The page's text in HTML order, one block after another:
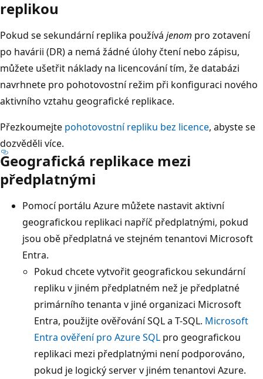
replikou
Pokud se sekundární replika používá jenom pro zotavení
po havárii (DR) a nemá žádné úlohy čtení nebo zápisu,
můžete ušetřit náklady na licencování tím, že databázi
navrhnete pro pohotovostní režim při konfiguraci nového
aktivního vztahu geografické replikace.
Přezkoumejte pohotovostní repliku bez licence, abyste se
dozvěděli více.
Geografická replikace mezi
předplatnými
Pomocí portálu Azure můžete nastavit aktivní
geografickou replikaci napříč předplatnými, pokud
jsou obě předplatná ve stejném tenantovi Microsoft
Entra.
Pokud chcete vytvořit geografickou sekundární
repliku v jiném předplatném než je předplatné
primárního tenanta v jiné organizaci Microsoft
Entra, použijte ověřování SQL a T-SQL. Microsoft
Entra ověření pro Azure SQL pro geografickou
replikaci mezi předplatnými není podporováno,
pokud je logický server v jiném tenantovi Azure.